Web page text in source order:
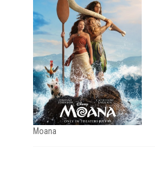
Moana